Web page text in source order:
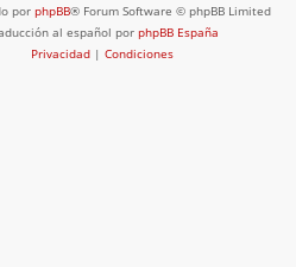
por phpBB® Forum Software © phpBB Limited
al español por phpBB España
Privacidad | Condiciones